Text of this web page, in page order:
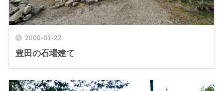
2000-01-22
豊田の石場建て